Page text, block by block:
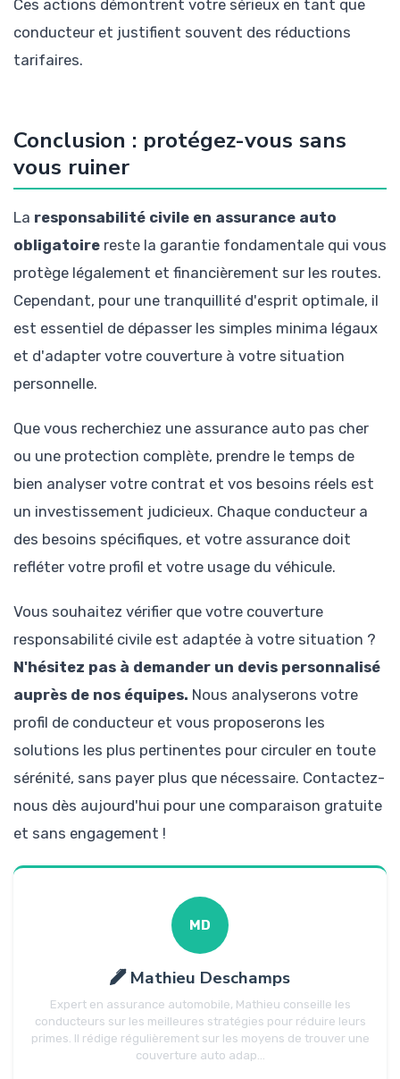
Ces actions démontrent votre sérieux en tant que
conducteur et justifient souvent des réductions
tarifaires.
Conclusion : protégez-vous sans
vous ruiner
La responsabilité civile en assurance auto
obligatoire reste la garantie fondamentale qui vous
protège légalement et financièrement sur les routes.
Cependant, pour une tranquillité d'esprit optimale, il
est essentiel de dépasser les simples minima légaux
et d'adapter votre couverture à votre situation
personnelle.
Que vous recherchiez une assurance auto pas cher
ou une protection complète, prendre le temps de
bien analyser votre contrat et vos besoins réels est
un investissement judicieux. Chaque conducteur a
des besoins spécifiques, et votre assurance doit
refléter votre profil et votre usage du véhicule.
Vous souhaitez vérifier que votre couverture
responsabilité civile est adaptée à votre situation ?
N'hésitez pas à demander un devis personnalisé
auprès de nos équipes. Nous analyserons votre
profil de conducteur et vous proposerons les
solutions les plus pertinentes pour circuler en toute
sérénité, sans payer plus que nécessaire. Contactez-
nous dès aujourd'hui pour une comparaison gratuite
et sans engagement !
MD
Mathieu Deschamps
Expert en assurance automobile, Mathieu conseille les
conducteurs sur les meilleures stratégies pour réduire leurs
primes. Il rédige régulièrement sur les moyens de trouver une
couverture auto adap...